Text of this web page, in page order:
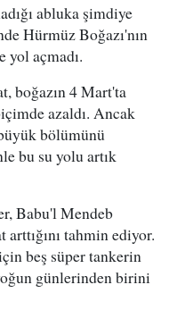
abluka şimdiye
Hürmüz Boğazı'nın
yol açmadı.
boğazın 4 Mart'ta
azaldı. Ancak
bölümünü
bu su yolu artık
Babu'l Mendeb
tahmin ediyor.
beş süper tankerin
günlerinden birini